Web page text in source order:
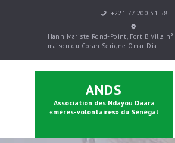
+221 77 200 31 58
Hann Mariste Rond-Point, Fort B Villa n°
maison du Coran Serigne Omar Dia
ANDS
Association des Ndayou Daara
«mères-volontaires» du Sénégal
PRÉSENTATION
PARRAINAGE
CONTACTS
BOUTIQUE